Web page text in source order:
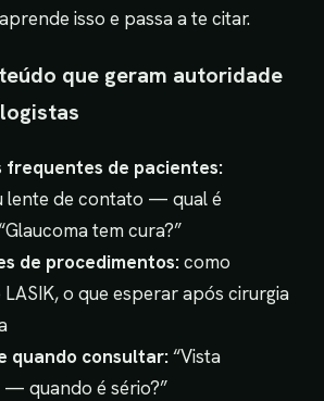
isso e passa a te citar.
que geram autoridade
frequentes de pacientes:
lente de contato — qual é
tem cura?”
de procedimentos:como
o que esperar após cirurgia
quando consultar:“Vista
— quando é sério?”